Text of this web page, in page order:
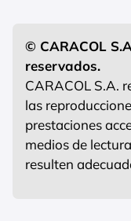
© CARACOL
reservados.
CARACOL S.A.
las
prestaciones
medios de
resulten